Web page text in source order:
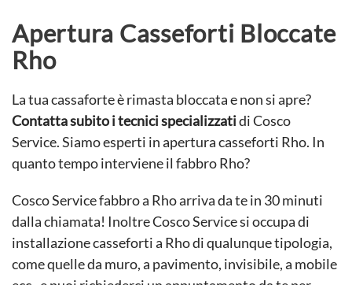
Apertura Casseforti Bloccate
Rho
La tua cassaforte è rimasta bloccata e non si apre?
Contatta subito i tecnici specializzatidi Cosco
Service. Siamo esperti in apertura casseforti Rho. In
quanto tempo interviene il fabbro Rho?
Cosco Service fabbro a Rho arriva da te in 30 minuti
dalla chiamata! Inoltre Cosco Service si occupa di
installazione casseforti a Rho di qualunque tipologia,
come quelle da muro, a pavimento, invisibile, a mobile